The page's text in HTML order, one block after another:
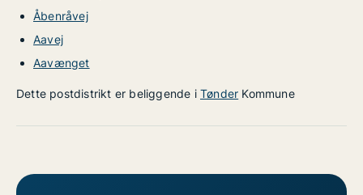
Åbenråvej
Aavej
Aavænget
Dette postdistrikt er beliggende i Tønder Kommune